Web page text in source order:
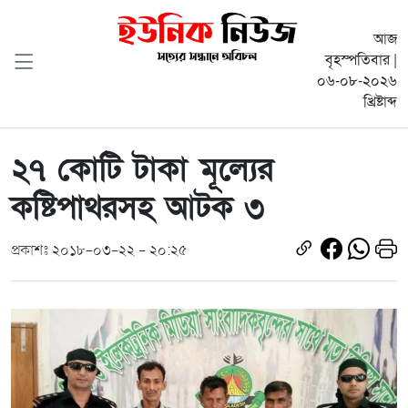
আজ
বৃহস্পতিবার |
০৬-০৮-২০২৬
খ্রিষ্টাব্দ
২৭ কোটি টাকা মূল্যের
কষ্টিপাথরসহ আটক ৩
প্রকাশঃ ২০১৮-০৩-২২ - ২০:২৫